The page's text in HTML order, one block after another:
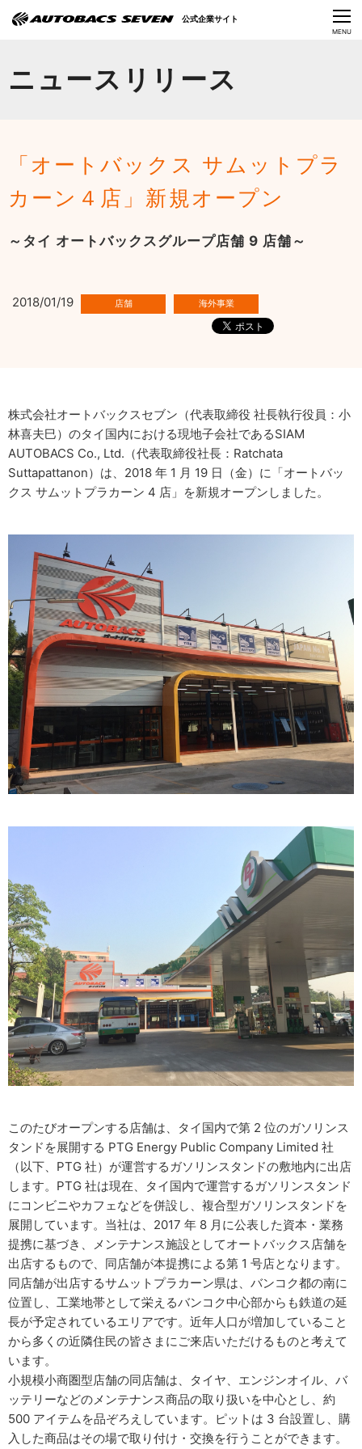
CLOSE
MENU
ニュースリリース
「オートバックス サムットプラ
カーン４店」新規オープン
～タイ オートバックスグループ店舗 9 店舗～
2018/01/19
株式会社オートバックスセブン（代表取締役 社長執行役員：小
林喜夫巳）のタイ国内における現地子会社であるSIAM
AUTOBACS Co., Ltd.（代表取締役社長：Ratchata
Suttapattanon）は、2018 年 1 月 19 日（金）に「オートバッ
クス サムットプラカーン 4 店」を新規オープンしました。
このたびオープンする店舗は、タイ国内で第 2 位のガソリンス
タンドを展開する PTG Energy Public Company Limited 社
（以下、PTG 社）が運営するガソリンスタンドの敷地内に出店
します。PTG 社は現在、タイ国内で運営するガソリンスタンド
にコンビニやカフェなどを併設し、複合型ガソリンスタンドを
展開しています。当社は、2017 年 8 月に公表した資本・業務
提携に基づき、メンテナンス施設としてオートバックス店舗を
出店するもので、同店舗が本提携による第 1 号店となります。
同店舗が出店するサムットプラカーン県は、バンコク都の南に
位置し、工業地帯として栄えるバンコク中心部からも鉄道の延
長が予定されているエリアです。近年人口が増加していること
から多くの近隣住民の皆さまにご来店いただけるものと考えて
います。
小規模小商圏型店舗の同店舗は、タイヤ、エンジンオイル、バ
ッテリーなどのメンテナンス商品の取り扱いを中心とし、約
500 アイテムを品ぞろえしています。ピットは 3 台設置し、購
入した商品はその場で取り付け・交換を行うことができます。
公式企業サイト
サステナビリティ
Language